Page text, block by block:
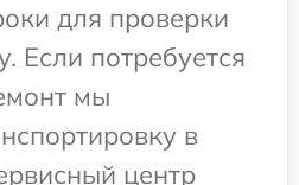
для проверки
Если потребуется
мы
в
центр